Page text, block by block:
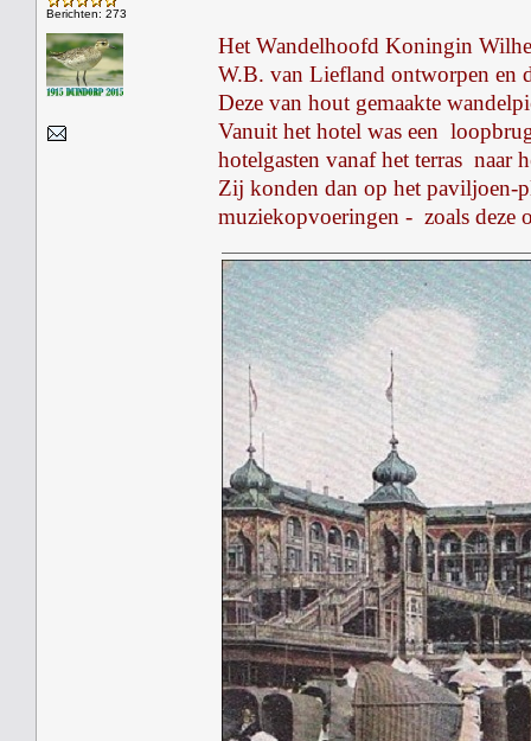
Berichten: 273
Het Wandelhoofd Koningin
W.B. van Liefland ontworpen en
Deze van hout gemaakte
Vanuit het hotel was een
hotelgasten vanaf het terras naar
Zij konden dan op het paviljoen-
muziekopvoeringen - zoals deze